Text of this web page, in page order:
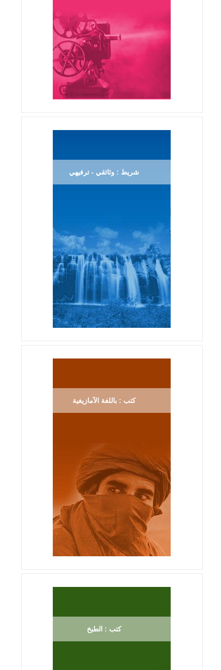
شريط : وثائقي - ترفيهي
كتب : باللغة الآمازيغية
كتب : الطبخ